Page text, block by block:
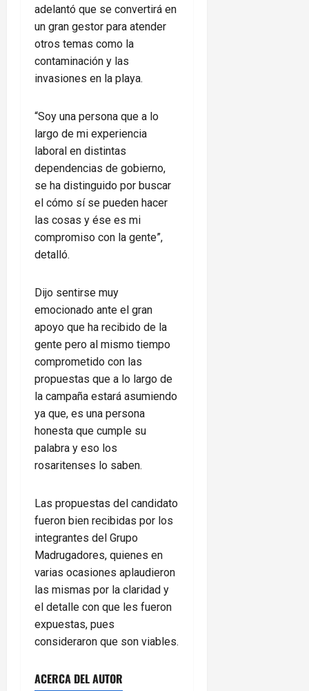
adelantó que se convertirá en
un gran gestor para atender
otros temas como la
contaminación y las
invasiones en la playa.
“Soy una persona que a lo
largo de mi experiencia
laboral en distintas
dependencias de gobierno,
se ha distinguido por buscar
el cómo sí se pueden hacer
las cosas y ése es mi
compromiso con la gente”,
detalló.
Dijo sentirse muy
emocionado ante el gran
apoyo que ha recibido de la
gente pero al mismo tiempo
comprometido con las
propuestas que a lo largo de
la campaña estará asumiendo
ya que, es una persona
honesta que cumple su
palabra y eso los
rosaritenses lo saben.
Las propuestas del candidato
fueron bien recibidas por los
integrantes del Grupo
Madrugadores, quienes en
varias ocasiones aplaudieron
las mismas por la claridad y
el detalle con que les fueron
expuestas, pues
consideraron que son viables.
ACERCA DEL AUTOR